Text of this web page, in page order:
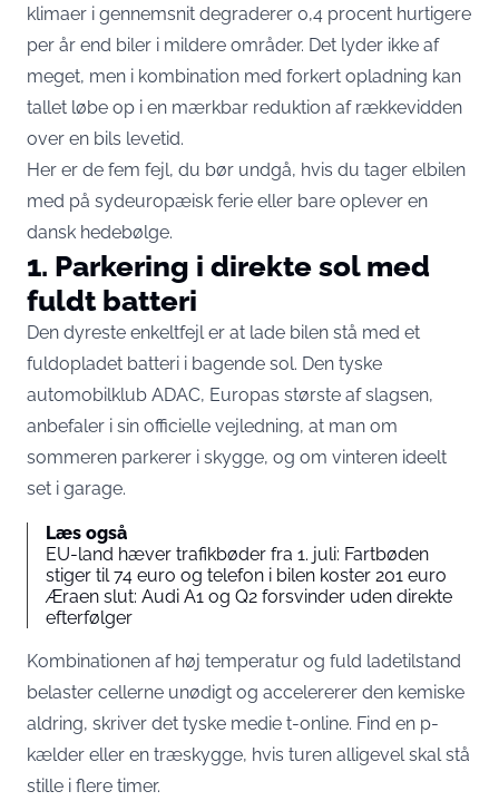
klimaer i gennemsnit degraderer 0,4 procent hurtigere
per år end biler i mildere områder. Det lyder ikke af
meget, men i kombination med forkert opladning kan
tallet løbe op i en mærkbar reduktion af rækkevidden
over en bils levetid.
Her er de fem fejl, du bør undgå, hvis du tager elbilen
med på sydeuropæisk ferie eller bare oplever en
dansk hedebølge.
1. Parkering i direkte sol med
fuldt batteri
Den dyreste enkeltfejl er at lade bilen stå med et
fuldopladet batteri i bagende sol. Den tyske
automobilklub ADAC, Europas største af slagsen,
anbefaler i sin officielle vejledning, at man om
sommeren parkerer i skygge, og om vinteren ideelt
set i garage.
Læs også
EU-land hæver trafikbøder fra 1. juli: Fartbøden
stiger til 74 euro og telefon i bilen koster 201 euro
Æraen slut: Audi A1 og Q2 forsvinder uden direkte
efterfølger
Kombinationen af høj temperatur og fuld ladetilstand
belaster cellerne unødigt og accelererer den kemiske
aldring, skriver det tyske medie t-online. Find en p-
kælder eller en træskygge, hvis turen alligevel skal stå
stille i flere timer.